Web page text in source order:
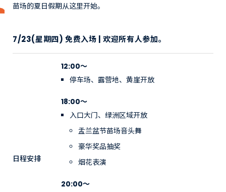
苗场的夏日假期从这里开始。
7/23(星期四) 免费入场 | 欢迎所有人参加。
日程安排
12:00〜
停车场、露营地、黄崖开放
18:00〜
入口大门、绿洲区域开放
盂兰盆节苗场音头舞
豪华奖品抽奖
烟花表演
20:00〜